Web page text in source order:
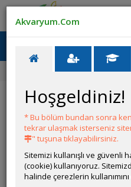
Ana Menü
Labirentliler
Betta Balıkları Arası
YANIT YAZ
Hatsunepuffer
Çevrim Dışı
Akvaryum.Com
Hoşgeldiniz!
* Bu bölüm bundan sonra
tekrar ulaşmak isterseniz
" tuşuna tıklayabilirsiniz.
Sitemizi kullanışlı ve güvenli
(cookie) kullanıyoruz.
halinde çerezlerin